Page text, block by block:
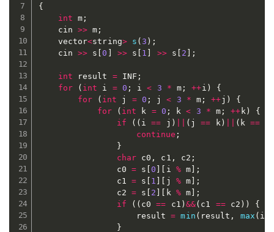
{
int m ;
	cin
>> m ;
	vector
<string> s (3 ) ;
	cin
>> s [0 >> s 1 >> s 2 ;
int result = INF ;
for
( int i = 0 ; i < 3 * m ; ++i )
{
for
( int j = 0 ; j < 3 * m ; ++j )
{
for
( int k = 0 ; k < 3 * m ; ++ k )
{
if
( ( i == j ) ( j == k ) ( k ==
continue ;
}
char c0 , c1 , c2 ;
				c0
= s [0 i % m
;
				c1
= s 1 j % m
;
				c2
= s 2 k % m
;
if
( ( c0 == c1 ) &&( c1 == c2 ) )
{
					result
= min ( result , max ( i
}